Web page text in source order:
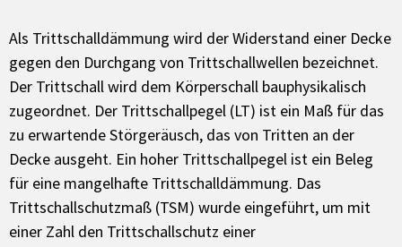
Als Trittschalldämmung wird der Widerstand einer Decke
gegen den Durchgang von Trittschallwellen bezeichnet.
Der Trittschall wird dem Körperschall bauphysikalisch
zugeordnet. Der Trittschallpegel (LT) ist ein Maß für das
zu erwartende Störgeräusch, das von Tritten an der
Decke ausgeht. Ein hoher Trittschallpegel ist ein Beleg
für eine mangelhafte Trittschalldämmung. Das
Trittschallschutzmaß (TSM) wurde eingeführt, um mit
einer Zahl den Trittschallschutz einer